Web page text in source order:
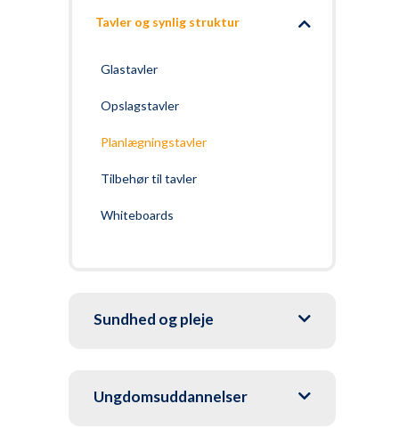
Tavler og synlig struktur
Glastavler
Opslagstavler
Planlægningstavler
Tilbehør til tavler
Whiteboards
Sundhed og pleje
Ungdomsuddannelser